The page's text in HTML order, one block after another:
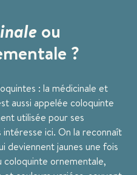
ou
?
: la médicinale et
aussi appelée coloquinte
utilisée pour ses
intéresse ici. On la reconnaît
deviennent jaunes une fois
coloquinte ornementale,